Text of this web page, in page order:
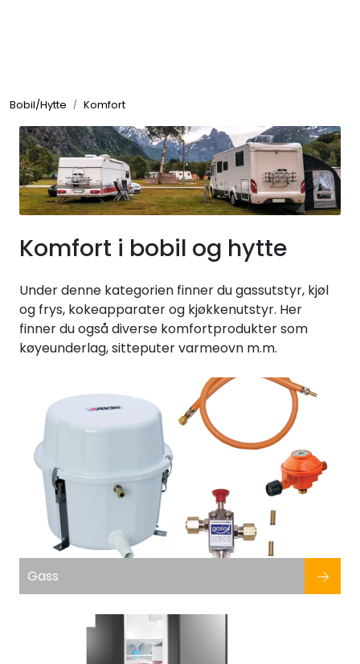
Bobil/Hytte Komfort
Komfort i bobil og hytte
Under denne kategorien finner du gassutstyr, kjøl
og frys, kokeapparater og kjøkkenutstyr. Her
finner du også diverse komfortprodukter som
køyeunderlag, sitteputer varmeovn m.m.
Gass
Elektrisk
Bygg/Innredning
Komfort
Motor/Styring
Fortøyning
Fritid/Sikkerhet
Seil
Outlet